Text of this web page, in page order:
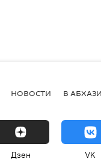
НОВОСТИ В
Дзен VK